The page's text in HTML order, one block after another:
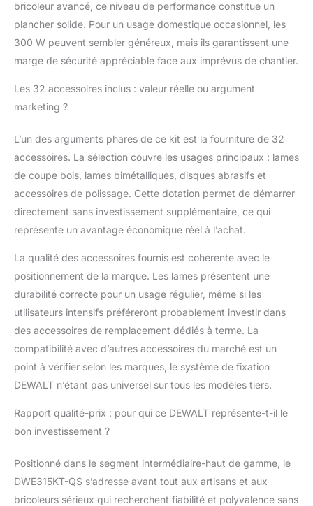
machines
particulièrement
puissantes pour les
professionnels et les
qualité, puissance,
chacune d’entre elles
bricoleur avancé, ce niveau de performance constitue un
plancher solide. Pour un usage domestique occasionnel, les
300 W peuvent sembler généreux, mais ils garantissent une
marge de sécurité appréciable face aux imprévus de chantier.
Les 32 accessoires inclus : valeur réelle ou argument
marketing ?
L’un des arguments phares de ce kit est la fourniture de 32
accessoires. La sélection couvre les usages principaux : lames
de coupe bois, lames bimétalliques, disques abrasifs et
accessoires de polissage. Cette dotation permet de démarrer
directement sans investissement supplémentaire, ce qui
représente un avantage économique réel à l’achat.
La qualité des accessoires fournis est cohérente avec le
positionnement de la marque. Les lames présentent une
durabilité correcte pour un usage régulier, même si les
utilisateurs intensifs préféreront probablement investir dans
des accessoires de remplacement dédiés à terme. La
compatibilité avec d’autres accessoires du marché est un
point à vérifier selon les marques, le système de fixation
DEWALT n’étant pas universel sur tous les modèles tiers.
Rapport qualité-prix : pour qui ce DEWALT représente-t-il le
bon investissement ?
Positionné dans le segment intermédiaire-haut de gamme, le
DWE315KT-QS s’adresse avant tout aux artisans et aux
bricoleurs sérieux qui recherchent fiabilité et polyvalence sans